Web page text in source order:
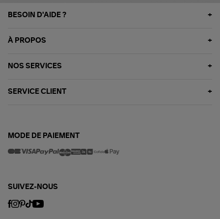
BESOIN D'AIDE ?
À PROPOS
NOS SERVICES
SERVICE CLIENT
MODE DE PAIEMENT
SUIVEZ-NOUS